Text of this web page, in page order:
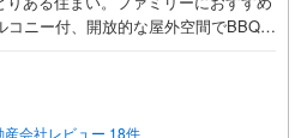
コニー付、開放的な屋外空間でBBQや
洗面スペース。京王井の頭線久我山
域密着昭和建物です・・・ 西荻窪
の不動産会社です。 不動産購入、
産会社レビュー 18件